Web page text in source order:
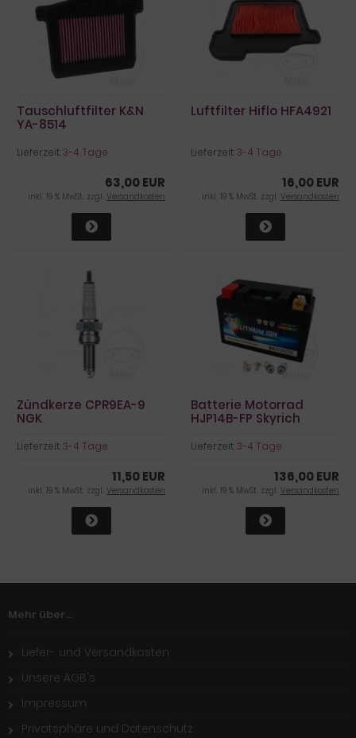
Tauschluftfilter K&N
YA-8514
Lieferzeit:3-4 Tage
63,00 EUR
inkl. 19 % MwSt. zzgl. Versandkosten
Luftfilter Hiflo HFA4921
Lieferzeit:3-4 Tage
16,00 EUR
inkl. 19 % MwSt. zzgl. Versandkosten
Zündkerze CPR9EA-9
NGK
Lieferzeit:3-4 Tage
11,50 EUR
inkl. 19 % MwSt. zzgl. Versandkosten
Batterie Motorrad
HJP14B-FP Skyrich
Anzeige und
Lieferzeit:3-4 Tage
136,00 EUR
inkl. 19 % MwSt. zzgl. Versandkosten
Mehr über...
Liefer- und Versandkosten
Unsere AGB's
Impressum
Privatsphäre und Datenschutz